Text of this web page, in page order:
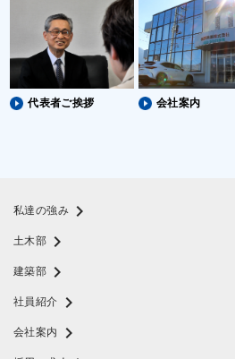
代表者ご挨拶 会社案内
私達の強み chevron_right
土木部 chevron_right
建築部 chevron_right
社員紹介 chevron_right
会社案内 chevron_right